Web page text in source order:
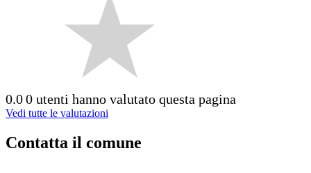
0.00 utenti hanno valutato questa pagina
Vedi tutte le valutazioni
Contatta il comune